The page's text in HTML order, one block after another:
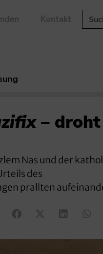
Kontakt
– droht
Nas und der
des
prallten